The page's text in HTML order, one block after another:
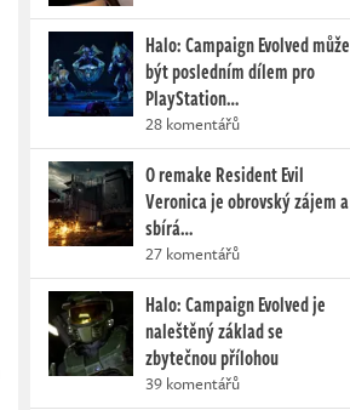
Halo: Campaign Evolved může
být posledním dílem pro
PlayStation…
28 komentářů
O remake Resident Evil
Veronica je obrovský zájem a
sbírá…
27 komentářů
Halo: Campaign Evolved je
naleštěný základ se
zbytečnou přílohou
39 komentářů